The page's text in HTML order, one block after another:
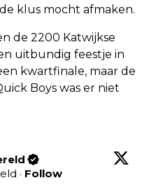
klus mocht afmaken.
de 2200 Katwijkse
uitbundig feestje in
kwartfinale, maar de
Boys was er niet
· Follow